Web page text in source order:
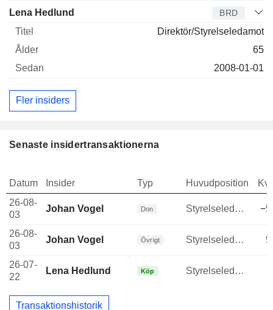
Lena Hedlund BRD
Direktör/Styrelseledamot
65
2008-01-01
Fler insiders
Senaste insidertransaktionerna
Datum Insider Typ Huvudposition
26-08-
03
Johan Vogel Don Styrelseledamot
26-08-
03
Johan Vogel Övrigt Styrelseledamot
26-07-
22
Lena Hedlund Köp Styrelseledamot
Transaktionshistorik